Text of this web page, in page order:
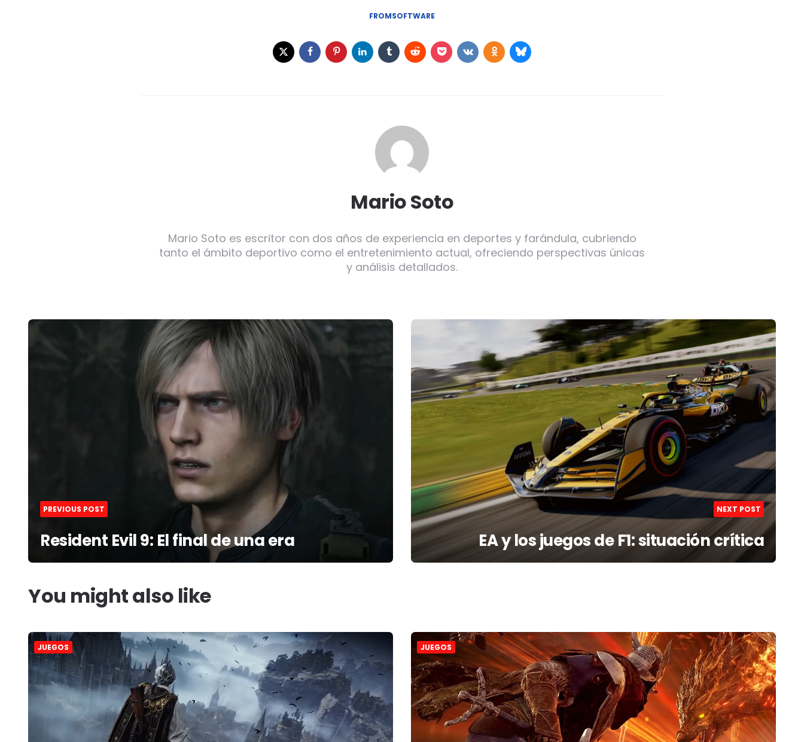
FROMSOFTWARE
Mario Soto
Mario Soto es escritor con dos años de experiencia en deportes y farándula, cubriendo
tanto el ámbito deportivo como el entretenimiento actual, ofreciendo perspectivas únicas
y análisis detallados.
Post
navigation
PREVIOUS POST
Resident Evil 9: El final de una era
NEXT POST
EA y los juegos de F1: situación crítica
You might also like
JUEGOS JUEGOS